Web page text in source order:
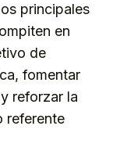
principales
en
de
fomentar
reforzar la
referente